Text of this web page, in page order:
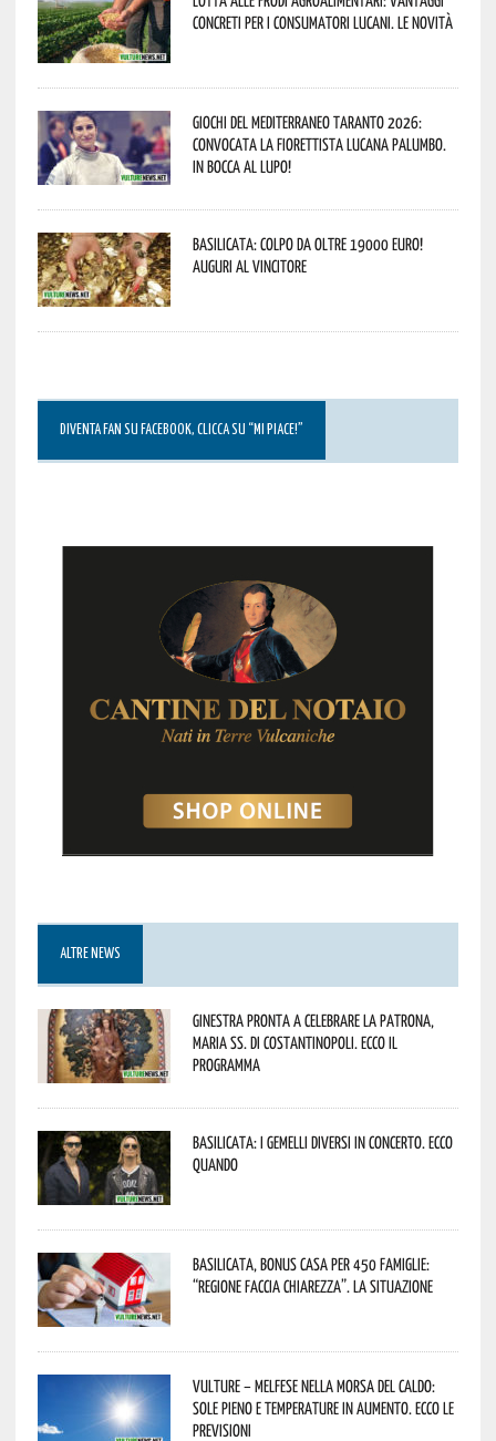
concreti per i consumatori lucani. Le novità
Giochi del Mediterraneo Taranto 2026:
convocata la fiorettista lucana Palumbo.
In bocca al lupo!
Basilicata: colpo da oltre 19000 Euro!
Auguri al vincitore
DIVENTA FAN SU FACEBOOK, CLICCA SU “MI PIACE!”
ALTRE NEWS
Ginestra pronta a celebrare la Patrona,
Maria SS. di Costantinopoli. Ecco il
programma
Basilicata: i Gemelli DiVersi in concerto. Ecco
quando
Basilicata, Bonus casa per 450 famiglie:
“Regione faccia chiarezza”. La situazione
Vulture – melfese nella morsa del caldo:
sole pieno e temperature in aumento. Ecco le
previsioni